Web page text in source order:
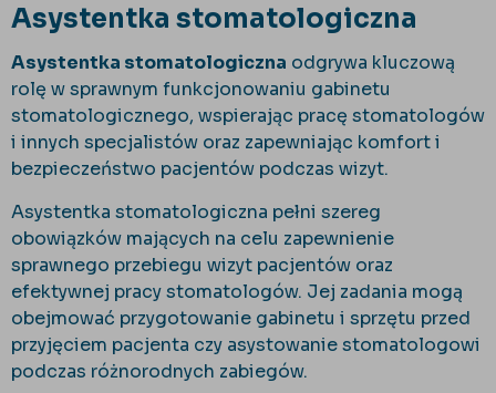
Asystentka stomatologiczna
Asystentka stomatologiczna odgrywa kluczową
rolę w sprawnym funkcjonowaniu gabinetu
stomatologicznego, wspierając pracę stomatologów
i innych specjalistów oraz zapewniając komfort i
bezpieczeństwo pacjentów podczas wizyt.
Asystentka stomatologiczna pełni szereg
obowiązków mających na celu zapewnienie
sprawnego przebiegu wizyt pacjentów oraz
efektywnej pracy stomatologów. Jej zadania mogą
obejmować przygotowanie gabinetu i sprzętu przed
przyjęciem pacjenta czy asystowanie stomatologowi
podczas różnorodnych zabiegów.